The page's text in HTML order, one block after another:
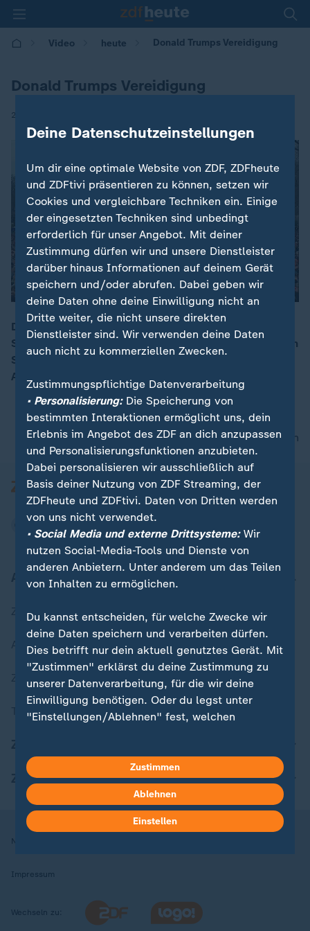
Video heute Donald Trumps Vereidigung
Donald Trumps Vereidigung
20.01.2017 | 18:00
00:07
Donald Trump ist der 45. Präsident der USA. Auf den
Stufen des Kapitols in Washington wurde zunächst sein
Stellvertreter Mike Pence vereidigt, bevor Trump den
Amtseid auf der Lincoln-Bibel schwor.
nach oben
Aktuell bei ZDFheute
Zuletzt veröffentlicht
Aktuelle Sendungs-Videos
ZDFheute Stories
Themen im Überblick
ZDFheute Apps
Nutzungsbedingungen
Impressum
Wechseln zu:
Deine Datenschutzeinstellungen
Um dir eine optimale Website von ZDF, ZDFheute
und ZDFtivi präsentieren zu können, setzen wir
Cookies und vergleichbare Techniken ein. Einige
der eingesetzten Techniken sind unbedingt
erforderlich für unser Angebot. Mit deiner
Zustimmung dürfen wir und unsere Dienstleister
darüber hinaus Informationen auf deinem Gerät
speichern und/oder abrufen. Dabei geben wir
deine Daten ohne deine Einwilligung nicht an
Dritte weiter, die nicht unsere direkten
Dienstleister sind. Wir verwenden deine Daten
auch nicht zu kommerziellen Zwecken.
Zustimmungspflichtige Datenverarbeitung
• Personalisierung:Die Speicherung von
bestimmten Interaktionen ermöglicht uns, dein
Erlebnis im Angebot des ZDF an dich anzupassen
und Personalisierungsfunktionen anzubieten.
Dabei personalisieren wir ausschließlich auf
Basis deiner Nutzung von ZDF Streaming, der
ZDFheute und ZDFtivi. Daten von Dritten werden
von uns nicht verwendet.
• Social Media und externe Drittsysteme:Wir
nutzen Social-Media-Tools und Dienste von
anderen Anbietern. Unter anderem um das Teilen
von Inhalten zu ermöglichen.
Du kannst entscheiden, für welche Zwecke wir
deine Daten speichern und verarbeiten dürfen.
Dies betrifft nur dein aktuell genutztes Gerät. Mit
"Zustimmen" erklärst du deine Zustimmung zu
unserer Datenverarbeitung, für die wir deine
Einwilligung benötigen. Oder du legst unter
"Einstellungen/Ablehnen" fest, welchen
kannst du jederzeit mit Wirkung für die Zukunft
in deinen Einstellungen widerrufen oder ändern.
Hier findest du das Impressum.
Weitere Informationen findest du in unserer
Zustimmen
Ablehnen
Einstellen